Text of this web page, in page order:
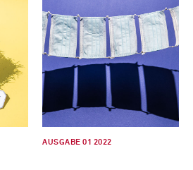
AUSGABE 01 2022